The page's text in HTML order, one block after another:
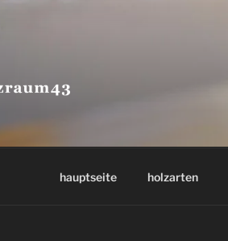
hauptseite holzarten